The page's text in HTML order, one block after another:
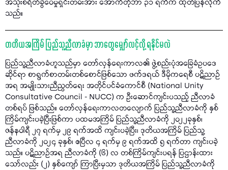
အသုံးစရိတ်ခွဲဝေမှုရှင်းတမ်းအား အောက်တိုဘာ ၃၁ ရက်က ထုတ်ပြန်လိုက်
သည်။
တတိယအကြိမ် ပြည်သူ့ညီလာခံမှာ ဘာတွေမျှော်လင့်လို့ ရနိုင်မလဲ
ပြည်သူ့ညီလာခံဟူသည်မှာ တော်လှန်ရေးကာလ၏ ဖွဲ့စည်းပုံအခြေခံဥပဒေ
ဆိုင်ရာ စာရွက်စာတမ်းတစ်စောင်ဖြစ်သော ဖက်ဒရယ် ဒီမိုကရေစီ ပဋိညာဉ်
အရ အမျိုးသားညီညွတ်ရေး အတိုင်ပင်ခံကောင်စီ (National Unity
Consultative Council - NUCC) က ဦးဆောင်ကျင်းပသည့် ညီလာခံ
တစ်ရပ် ဖြစ်သည်။ တော်လှန်ရေးကာလတလျောက် ပြည်သူ့ညီလာခံကို နှစ်
ကြိမ်ကျင်းပခဲ့ပြီးဖြစ်ကာ ပထမအကြိမ် ပြည်သူ့ညီလာခံကို ၂၀၂၂ခုနှစ်၊
ဇန်နဝါရီ ၂၇ ရက်မှ ၂၉ ရက်အထိ ကျင်းပခဲ့ပြီး၊ ဒုတိယအကြိမ် ပြည်သူ့
ညီလာခံကို ၂၀၂၄ ခုနှစ်၊ ဧပြီလ ၄ ရက်မှ ၉ ရက်အထိ ၅ ရက်တာ ကျင်းပခဲ့
သည်။ ပဋိညာဉ်အရ ညီလာခံကို (၆) လ တစ်ကြိမ်ကျင်းပရန် ပြဌာန်းထား
သော်လည်း (၂) နှစ်ကျော် ကြာပြီးမှသာ ဒုတိယအကြိမ် ပြည်သူ့ညီလာခံကို